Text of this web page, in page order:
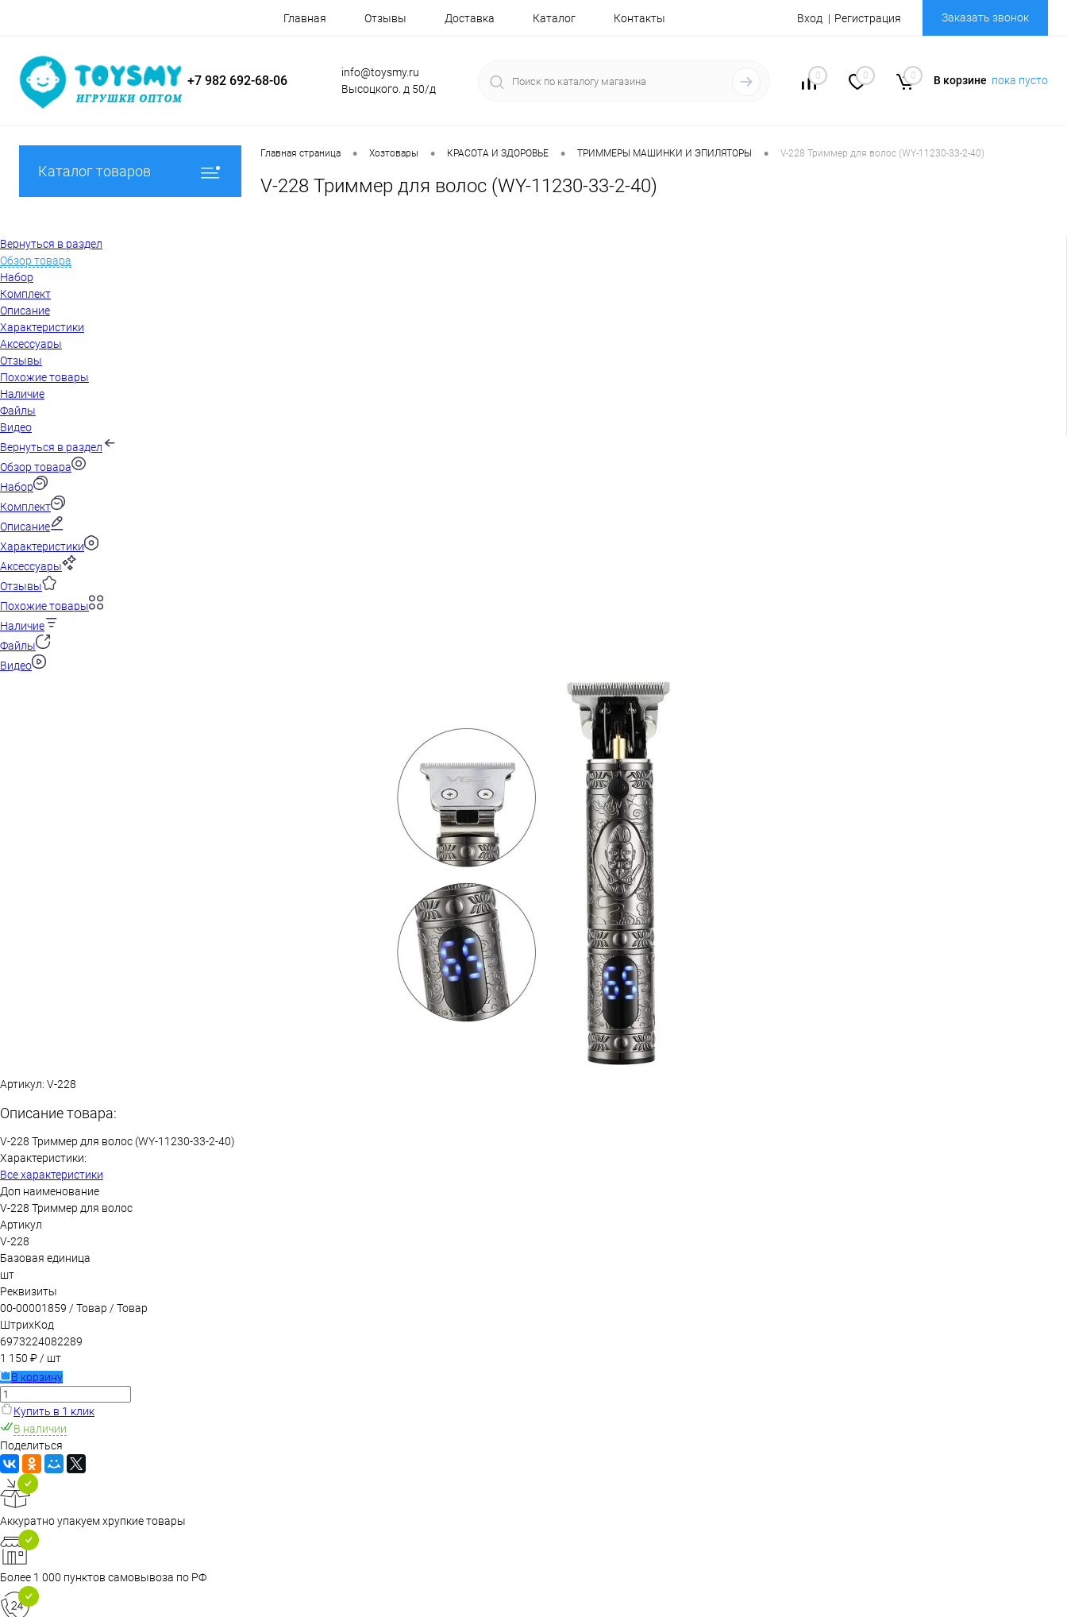
Главная Отзывы Доставка Каталог Контакты Вход Регистрация Заказать звонок
+7 982 692-68-06
info@toysmy.ru
Высоцкого. д 50/д
0 0 0 В корзине пока пусто
Каталог товаров
Главная страница • Хозтовары • КРАСОТА И ЗДОРОВЬЕ • ТРИММЕРЫ МАШИНКИ И ЭПИЛЯТОРЫ • V-228 Триммер для волос (WY-11230-33-2-40)
V-228 Триммер для волос (WY-11230-33-2-40)
Вернуться в раздел
Обзор товара
Набор
Комплект
Описание
Характеристики
Аксессуары
Отзывы
Похожие товары
Наличие
Файлы
Видео
Вернуться в раздел
Обзор товара
Набор
Комплект
Описание
Характеристики
Аксессуары
Отзывы
Похожие товары
Наличие
Файлы
Видео
Артикул: V-228
Описание товара:
V-228 Триммер для волос (WY-11230-33-2-40)
Характеристики:
Все характеристики
Доп наименование
V-228 Триммер для волос
Артикул
V-228
Базовая единица
шт
Реквизиты
00-00001859 / Товар / Товар
ШтрихКод
6973224082289
1 150 ₽ / шт
В корзину
Купить в 1 клик
В наличии
Поделиться
Аккуратно упакуем хрупкие товары
Более 1 000 пунктов самовывоза по РФ